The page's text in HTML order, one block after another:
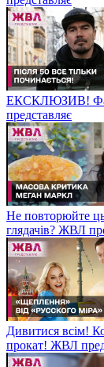
ЕКСКЛЮЗИВ!
представляє
Не повторюйте
глядачів? ЖВЛ
Дивитися всім!
прокат! ЖВЛ